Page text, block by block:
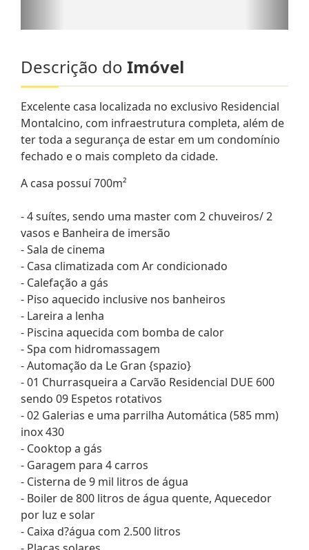
Descrição do Imóvel
Excelente casa localizada no exclusivo Residencial
Montalcino, com infraestrutura completa, além de
ter toda a segurança de estar em um condomínio
fechado e o mais completo da cidade.
A casa possuí 700m²
- 4 suítes, sendo uma master com 2 chuveiros/ 2
vasos e Banheira de imersão
- Sala de cinema
- Casa climatizada com Ar condicionado
- Calefação a gás
- Piso aquecido inclusive nos banheiros
- Lareira a lenha
- Piscina aquecida com bomba de calor
- Spa com hidromassagem
- Automação da Le Gran {spazio}
- 01 Churrasqueira a Carvão Residencial DUE 600
sendo 09 Espetos rotativos
- 02 Galerias e uma parrilha Automática (585 mm)
inox 430
- Cooktop a gás
- Garagem para 4 carros
- Cisterna de 9 mil litros de água
- Boiler de 800 litros de água quente, Aquecedor
por luz e solar
- Caixa d?água com 2.500 litros